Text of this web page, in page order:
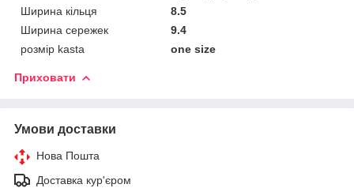
Ширина кільця
8.5
Ширина сережек
9.4
розмір kasta
one size
Приховати
Умови доставки
Нова Пошта
Доставка кур'єром